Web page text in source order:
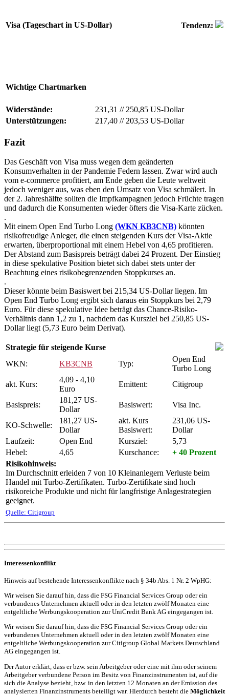
Visa (Tageschart in US-Dollar) Tendenz:
Wichtige Chartmarken
Widerstände: 231,31 //250,85 US-Dollar
Unterstützungen:
217,40 //203,53 US-Dollar
Fazit
Das Geschäft von Visa muss wegen dem geänderten
Konsumverhalten in der Pandemie Federn lassen. Zwar wird auch
vom e-commerce profitiert, am Ende geben die Leute weltweit
jedoch weniger aus, was eben den Umsatz von Visa schmälert. In
der 2. Jahreshälfte sollten die Impfkampagnen jedoch Früchte tragen
und dadurch die Konsumenten wieder öfters die Visa-Karte zücken.
.
Mit einem Open End Turbo Long (WKN KB3CNB) könnten
risikofreudige Anleger, die einen steigenden Kurs der Visa-Aktie
erwarten, überproportional mit einem Hebel von 4,65 profitieren.
Der Abstand zum Basispreis beträgt dabei 24 Prozent. Der Einstieg
in diese spekulative Position bietet sich dabei stets unter der
Beachtung eines risikobegrenzenden Stoppkurses an.
.
Dieser könnte beim Basiswert bei 215,34 US-Dollar liegen. Im
Open End Turbo Long ergibt sich daraus ein Stoppkurs bei 2,79
Euro. Für diese spekulative Idee beträgt das Chance-Risiko-
Verhältnis dann 1,2 zu 1, nachdem das Kursziel bei 250,85 US-
Dollar liegt (5,73 Euro beim Derivat).
Strategie für steigende Kurse
WKN:
KB3CNB Typ:
Open End
Turbo Long
akt. Kurs:
4,09 - 4,10
Euro
Emittent: Citigroup
Basispreis:
181,27 US-
Dollar
Basiswert: Visa Inc.
KO-Schwelle:
181,27 US-
Dollar
akt. Kurs
Basiswert:
231,06 US-
Dollar
Laufzeit:
Open End Kursziel:
5,73
Hebel:
4,65 Kurschance:
+ 40 Prozent
Risikohinweis:
Im Durchschnitt erleiden 7 von 10 Kleinanlegern Verluste beim
Handel mit Turbo-Zertifikaten. Turbo-Zertifikate sind hoch
risikoreiche Produkte und nicht für langfristige Anlagestrategien
geeignet.
Quelle: Citigroup
Interessenkonflikt
Hinweis auf bestehende Interessenkonflikte nach § 34b Abs. 1 Nr. 2 WpHG:
Wir weisen Sie darauf hin, dass die FSG Financial Services Group oder ein
verbundenes Unternehmen aktuell oder in den letzten zwölf Monaten eine
entgeltliche Werbungskooperation zur UniCredit Bank AG eingegangen ist.
Wir weisen Sie darauf hin, dass die FSG Financial Services Group oder ein
verbundenes Unternehmen aktuell oder in den letzten zwölf Monaten eine
entgeltliche Werbungskooperation zur Citigroup Global Markets Deutschland
AG eingegangen ist.
Der Autor erklärt, dass er bzw. sein Arbeitgeber oder eine mit ihm oder seinem
Arbeitgeber verbundene Person im Besitz von Finanzinstrumenten ist, auf die
sich die Analyse bezieht, bzw. in den letzten 12 Monaten an der Emission des
analysierten Finanzinstruments beteiligt war. Hierdurch besteht die Möglichkeit